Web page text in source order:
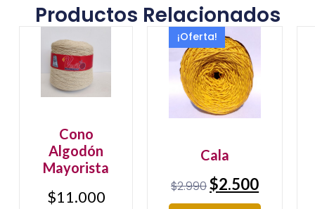
Productos Relacionados
Cono
Algodón
Mayorista
$11.000
¡Oferta!
Cala
$2.990$2.500